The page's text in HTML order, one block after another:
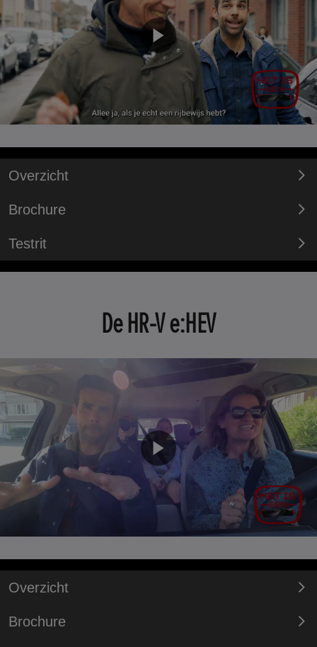
Overzicht
Brochure
Testrit
De HR-V e:HEV
Overzicht
Brochure